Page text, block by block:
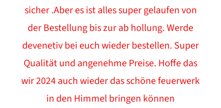
sicher .Aber es ist alles super gelaufen von
der Bestellung bis zur ab hollung. Werde
devenetiv bei euch wieder bestellen. Super
Qualität und angenehme Preise. Hoffe das
wir 2024 auch wieder das schöne feuerwerk
in den Himmel bringen können